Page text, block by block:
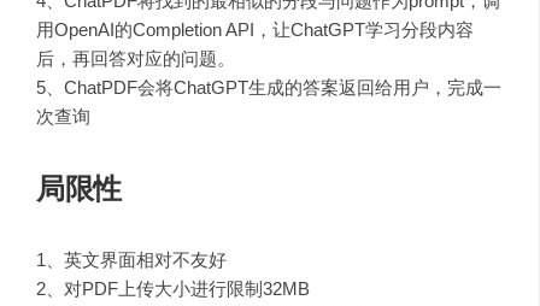
用OpenAI的Completion API，让ChatGPT学习分段内容
后，再回答对应的问题。
5、ChatPDF会将ChatGPT生成的答案返回给用户，完成一
次查询
局限性
1 、英文界面相对不友好
2、对PDF上传大小进行限制 32MB